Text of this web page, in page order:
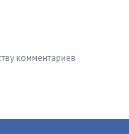
комментариев